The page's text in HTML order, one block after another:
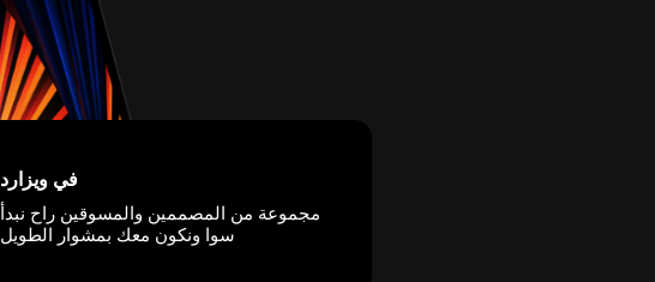
في ويزارد
مجموعة من المصممين والمسوقين راح نبدأ
سوا ونكون معك بمشوار الطويل